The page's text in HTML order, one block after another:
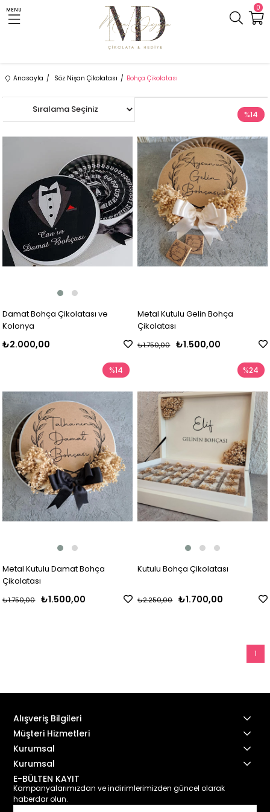
0
MENU
Anasayfa Söz Nişan Çikolatası Bohça Çikolatası
Damat Bohça Çikolatası ve
Kolonya
₺2.000,00
Metal Kutulu Gelin Bohça
Çikolatası
₺1.500,00
₺1.750,00
%14
Metal Kutulu Damat Bohça
Çikolatası
₺1.500,00
₺1.750,00
%14
Kutulu Bohça Çikolatası
₺1.700,00
₺2.250,00
%24
1
Alışveriş Bilgileri
Müşteri Hizmetleri
Kurumsal
Kurumsal
E-BÜLTEN KAYIT
Kampanyalarımızdan ve indirimlerimizden güncel olarak
haberdar olun.